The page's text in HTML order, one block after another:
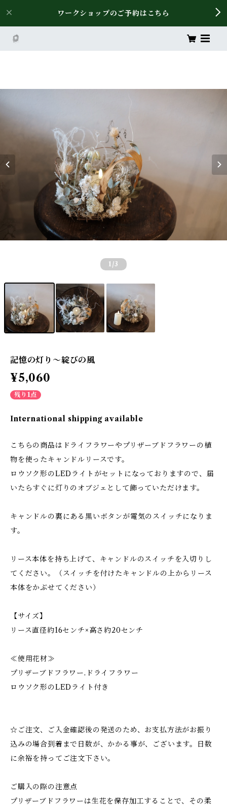
ワークショップのご予約はこちら
1 /3
記憶の灯り〜綻びの風
¥5,060
残り1点
International shipping available
こちらの商品はドライフラワーやプリザーブドフラワーの植
物を使ったキャンドルリースです。
ロウソク形のLEDライトがセットになっておりますので、届
いたらすぐに灯りのオブジェとして飾っていただけます。
キャンドルの裏にある黒いボタンが電気のスイッチになりま
す。
リース本体を持ち上げて、キャンドルのスイッチを入切りし
てください。（スイッチを付けたキャンドルの上からリース
本体をかぶせてください）
【サイズ】
リース直径約16センチ×高さ約20センチ
≪使用花材≫
プリザーブドフラワー.ドライフラワー
ロウソク形のLEDライト付き
☆ご注文、ご入金確認後の発送のため、お支払方法がお振り
込みの場合到着まで日数が、かかる事が、ございます。日数
に余裕を持ってご注文下さい。
ご購入の際の注意点
プリザーブドフラワーは生花を保存加工することで、その柔